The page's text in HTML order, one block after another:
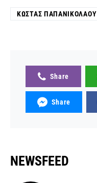
ΚΏΣΤΑΣ ΠΑΠΑΝΙΚΟΛΆΟΥ
Share
Share
NEWSFEED